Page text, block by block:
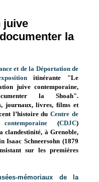
juive
la
et de la Déportation de
itinérante "Le
juive contemporaine,
la Shoah".
journaux, livres, films et
l’histoire duCentre de
(CDJC)
clandestinité, à Grenoble,
Isaac Schneersohn (1879
sur les premières
mémoriaux de la